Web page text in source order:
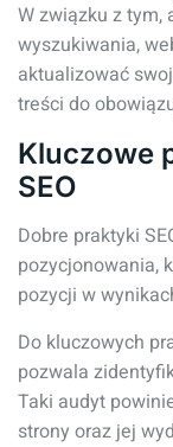
W związku z tym,
wyszukiwania,
aktualizować
treści do
Kluczowe
SEO
Dobre praktyki
pozycjonowania,
pozycji w
Do kluczowych
pozwala
Taki audyt
strony oraz jej